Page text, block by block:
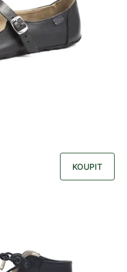
KOUPIT